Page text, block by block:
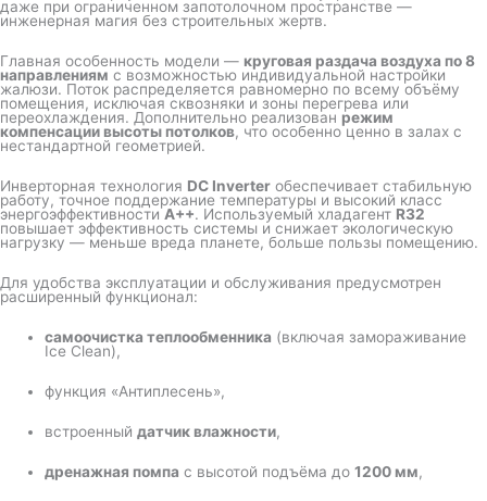
даже при ограниченном запотолочном пространстве —
инженерная магия без строительных жертв.
Главная особенность модели — круговая раздача воздуха по 8
направлениям с возможностью индивидуальной настройки
жалюзи. Поток распределяется равномерно по всему объёму
помещения, исключая сквозняки и зоны перегрева или
переохлаждения. Дополнительно реализован режим
компенсации высоты потолков, что особенно ценно в залах с
нестандартной геометрией.
Инверторная технология DC Inverter обеспечивает стабильную
работу, точное поддержание температуры и высокий класс
энергоэффективностиA++. Используемый хладагент R32
повышает эффективность системы и снижает экологическую
нагрузку — меньше вреда планете, больше пользы помещению.
Для удобства эксплуатации и обслуживания предусмотрен
расширенный функционал:
самоочистка теплообменника (включая замораживание
Ice Clean),
функция «Антиплесень»,
встроенныйдатчик влажности,
дренажная помпа с высотой подъёма до1200 мм,